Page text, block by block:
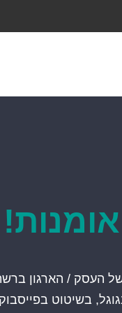
העסק / הארגון
בשיטוט